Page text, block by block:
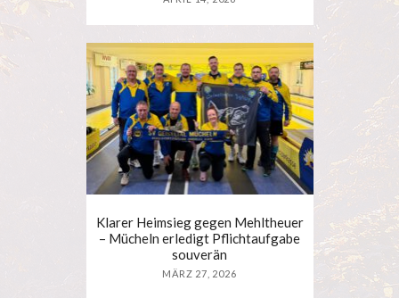
Klarer Heimsieg gegen Mehltheuer
– Mücheln erledigt Pflichtaufgabe
souverän
MÄRZ 27, 2026